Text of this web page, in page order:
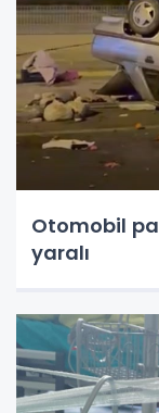
Otomobil
yaralı